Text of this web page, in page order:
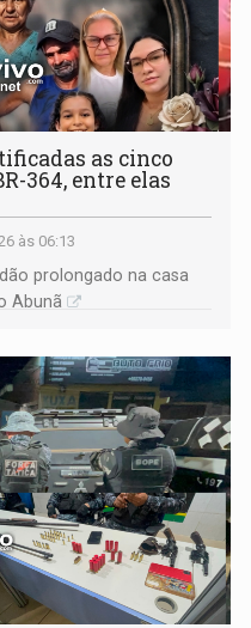
as cinco
364, entre elas
às 06:13
prolongado na casa
Abunã